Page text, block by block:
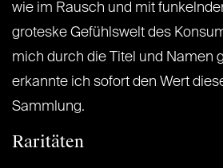
wie im Rausch und mit
groteske Gefühlswelt des
mich durch die Titel und Namen
erkannte ich sofort den Wert
Sammlung.
Raritäten